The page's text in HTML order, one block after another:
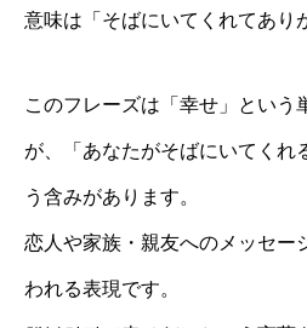
意味は「そばにいてくれてあり
このフレーズは「幸せ」という
が、「あなたがそばにいてくれ
う含みがあります。
恋人や家族・親友へのメッセー
われる表現です。